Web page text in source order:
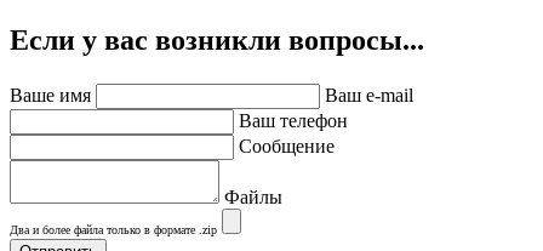
Если у вас возникли вопросы...
Ваше имя
Ваш e-mail
Ваш телефон
Сообщение
Файлы
Два и более файла только в формате .zip